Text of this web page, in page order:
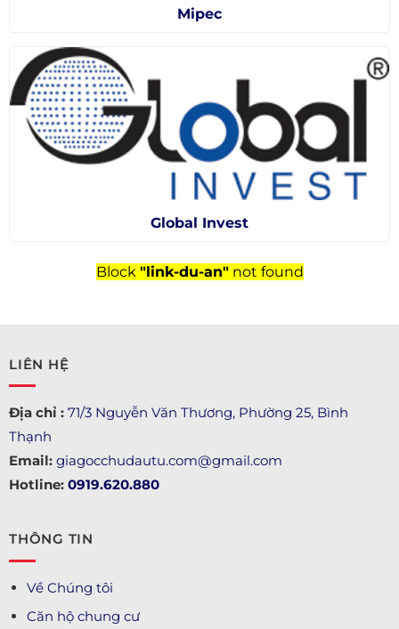
Mipec
Global Invest
Block "link-du-an"not found
LIÊN HỆ
Địa chỉ : 71/3 Nguyễn Văn Thương, Phường 25, Bình
Thạnh
Email: giagocchudautu.com@gmail.com
Hotline: 0919.620.880
THÔNG TIN
Về Chúng tôi
Căn hộ chung cư